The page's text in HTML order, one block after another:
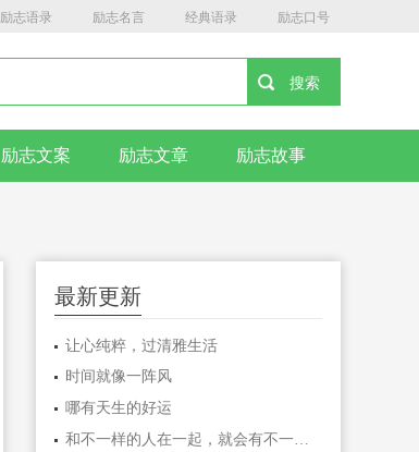
励志语录 励志名言 经典语录 励志口号
励志文案 励志文章 励志故事
最新更新
让心纯粹，过清雅生活
时间就像一阵风
哪有天生的好运
和不一样的人在一起，就会有不一样的人生